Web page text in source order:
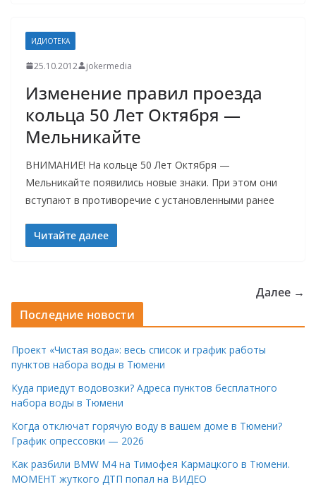
ИДИОТЕКА
25.10.2012 jokermedia
Изменение правил проезда
кольца 50 Лет Октября —
Мельникайте
ВНИМАНИЕ! На кольце 50 Лет Октября —
Мельникайте появились новые знаки. При этом они
вступают в противоречие с установленными ранее
Читайте далее
Далее →
Последние новости
Проект «Чистая вода»: весь список и график работы
пунктов набора воды в Тюмени
Куда приедут водовозки? Адреса пунктов бесплатного
набора воды в Тюмени
Когда отключат горячую воду в вашем доме в Тюмени?
График опрессовки — 2026
Как разбили BMW M4 на Тимофея Кармацкого в Тюмени.
МОМЕНТ жуткого ДТП попал на ВИДЕО